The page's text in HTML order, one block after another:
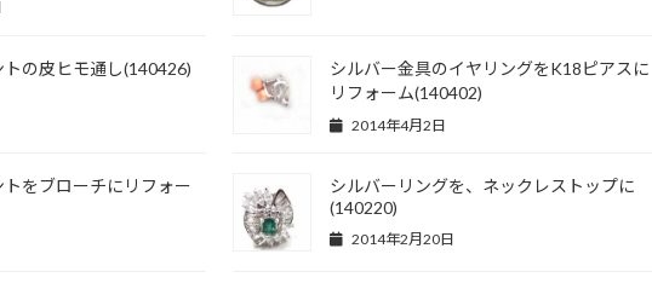
の皮ヒモ通し(140426)
シルバー金具のイヤリングをK18ピアスに
リフォーム(140402)
2014年4月2日
をブローチにリフォー
シルバーリングを、ネックレストップに
(140220)
2014年2月20日